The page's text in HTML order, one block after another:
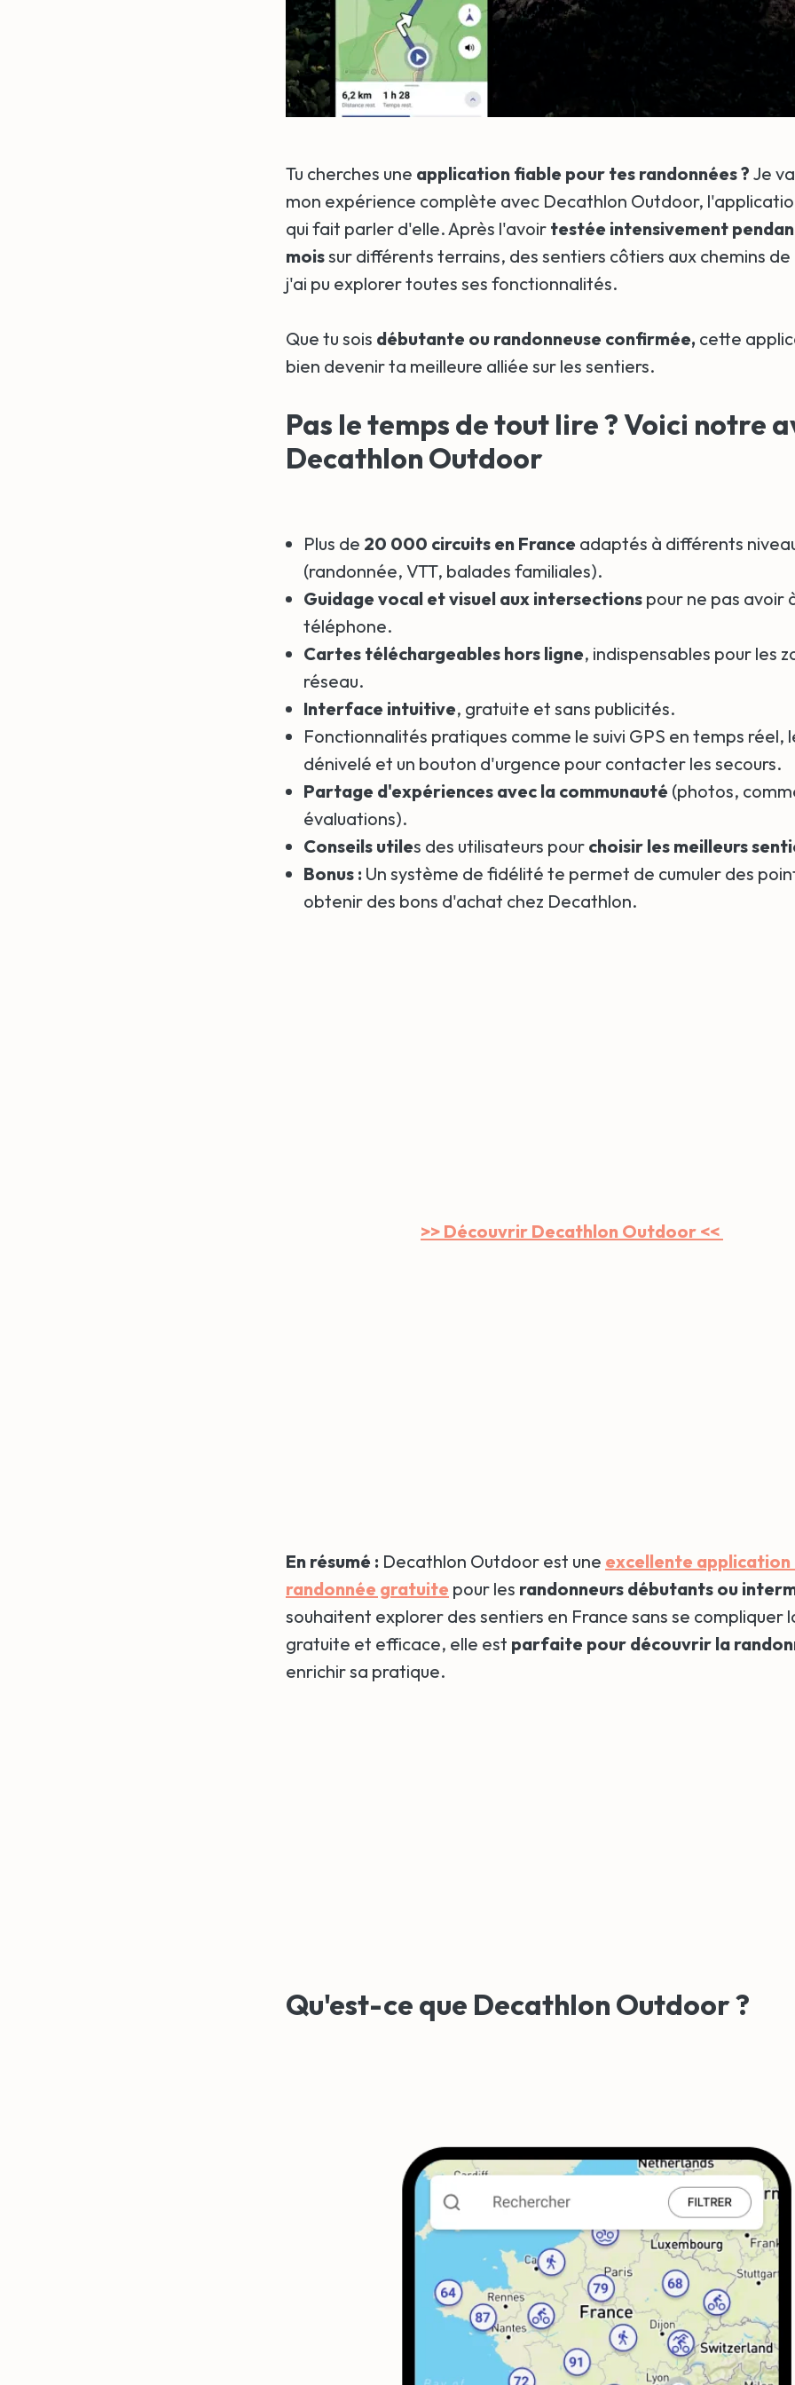
Tu cherches une application fiable pour tes randonnées ? Je
mon expérience complète avec Decathlon Outdoor,
qui fait parler d'elle. Après l'avoir testée intensivement
moissur différents terrains, des sentiers côtiers aux chemins
j'ai pu explorer toutes ses fonctionnalités.
Que tu sois débutante ou randonneuse confirmée, cette
bien devenir ta meilleure alliée sur les sentiers.
Pas le temps de tout lire ? Voici notre
Decathlon Outdoor
Plus de 20 000 circuits en France adaptés à différents
(randonnée, VTT, balades familiales).
Guidage vocal et visuel aux intersections pour ne pas avoir
téléphone.
Cartes téléchargeables hors ligne, indispensables pour les
réseau.
Interface intuitive, gratuite et sans publicités.
Fonctionnalités pratiques comme le suivi GPS en temps réel,
dénivelé et un bouton d'urgence pour contacter les secours.
Partage d'expériences avec la communauté (photos,
évaluations).
Conseils utiles des utilisateurs pour choisir les meilleurs
Bonus : Un système de fidélité te permet de cumuler des
obtenir des bons d'achat chez Decathlon.
>> Découvrir Decathlon Outdoor <<
En résumé : Decathlon Outdoor est une excellente application
randonnée gratuite pour les randonneurs débutants ou
souhaitent explorer des sentiers en France sans se compliquer
gratuite et efficace, elle est parfaite pour découvrir la
enrichir sa pratique.
Qu'est-ce que Decathlon Outdoor ?